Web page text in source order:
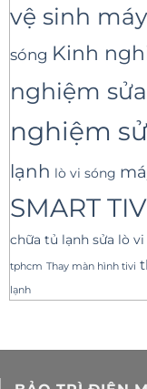
vệ sinh
sóng Kinh
nghiệm
nghiệm
lạnh lò vi sóng
SMART
chữa tủ lạnh sửa lò
tphcm Thay màn hình tivi
lạnh